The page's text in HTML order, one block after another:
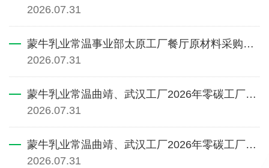
2026.07.31
蒙牛乳业常温事业部太原工厂餐厅原材料采购项目(二次)
2026.07.31
蒙牛乳业常温曲靖、武汉工厂2026年零碳工厂认证及碳信用采招项目询比价公告第1次...
2026.07.31
蒙牛乳业常温曲靖、武汉工厂2026年零碳工厂认证及碳信用采招项目询比价公告
2026.07.31